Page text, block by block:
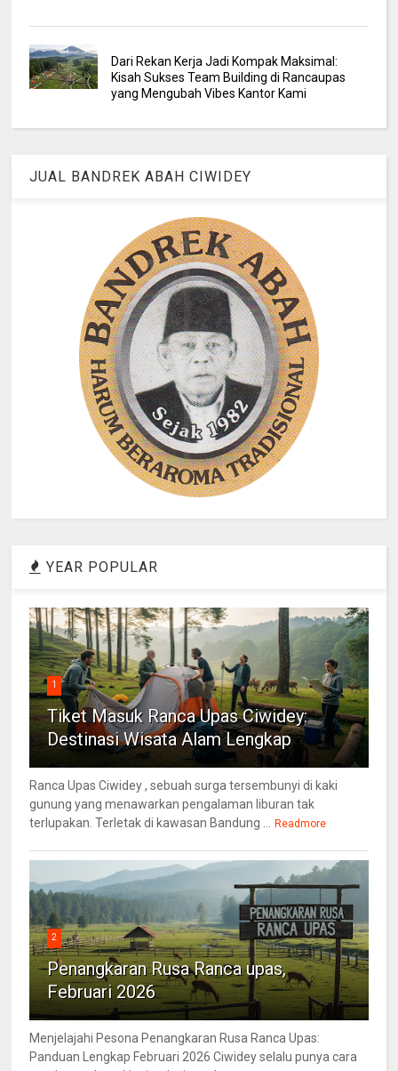
Dari Rekan Kerja Jadi Kompak Maksimal:
Kisah Sukses Team Building di Rancaupas
yang Mengubah Vibes Kantor Kami
JUAL BANDREK ABAH CIWIDEY
YEAR POPULAR
1
Tiket Masuk Ranca Upas Ciwidey:
Destinasi Wisata Alam Lengkap
Ranca Upas Ciwidey , sebuah surga tersembunyi di kaki
gunung yang menawarkan pengalaman liburan tak
terlupakan. Terletak di kawasan Bandung ...
Readmore
2
Penangkaran Rusa Ranca upas,
Februari 2026
Menjelajahi Pesona Penangkaran Rusa Ranca Upas:
Panduan Lengkap Februari 2026 Ciwidey selalu punya cara